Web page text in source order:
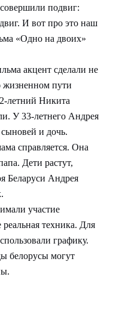
подвиг:
И вот про это наш
«Одно на двоих»
акцент сделали не
жизненном пути
летний Никита
У 33-летнего Андрея
и дочь.
справляется. Она
Дети растут,
Беларуси Андрея
участие
техника. Для
графику.
белорусы могут